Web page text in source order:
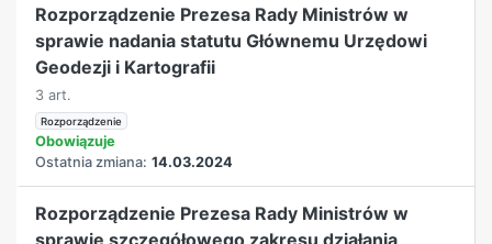
Rozporządzenie Prezesa Rady Ministrów w
sprawie nadania statutu Głównemu Urzędowi
Geodezji i Kartografii
3 art.
Rozporządzenie
Obowiązuje
Ostatnia zmiana: 14.03.2024
Rozporządzenie Prezesa Rady Ministrów w
sprawie szczegółowego zakresu działania